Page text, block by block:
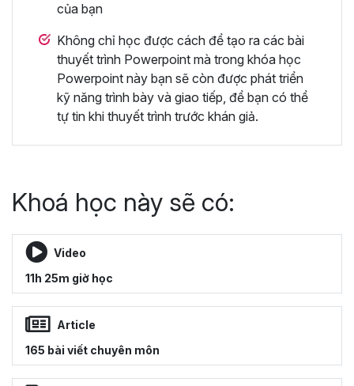
của bạn
Không chỉ học được cách để tạo ra các bài
thuyết trình Powerpoint mà trong khóa học
Powerpoint này bạn sẽ còn được phát triển
kỹ năng trình bày và giao tiếp, để bạn có thể
tự tin khi thuyết trình trước khán giả.
Khoá học này sẽ có:
Video
11h 25m giờ học
Article
165 bài viết chuyên môn